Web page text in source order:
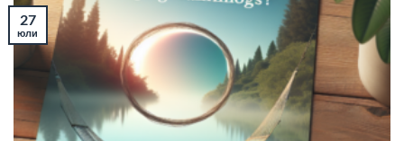
27
юли